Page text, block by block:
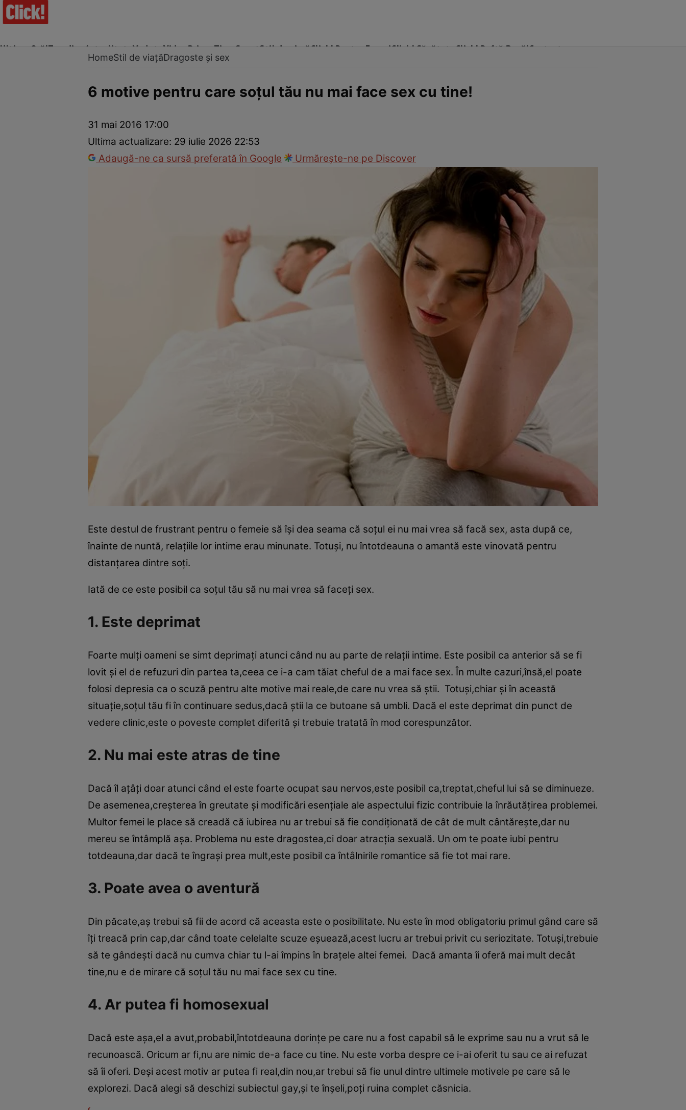
Ultima Oră!Trending Actualitate Vedete Video Prime Time SportStil de viațăClick! Pentru FemeiClick! Sănătate Click! Poftă Bună!Contact
Dragoste și SexEvenimente
HomeStil de viațăDragoste și sex
6 motive pentru care soţul tău nu mai face sex cu tine!
31 mai 2016 17:00
Ultima actualizare: 29 iulie 2026 22:53
Adaugă-ne ca sursă preferată în Google
Urmărește-ne pe Discover
Este destul de frustrant pentru o femeie să îşi dea seama că soţul ei nu mai vrea să facă sex, asta după ce,
înainte de nuntă, relaţiile lor intime erau minunate. Totuşi, nu întotdeauna o amantă este vinovată pentru
distanţarea dintre soţi.
Iată de ce este posibil ca soţul tău să nu mai vrea să faceţi sex.
1. Este deprimat
Foarte mulţi oameni se simt deprimaţi atunci când nu au parte de relaţii intime. Este posibil ca anterior să se fi
lovit şi el de refuzuri din partea ta,ceea ce i-a cam tăiat cheful de a mai face sex. În multe cazuri,însă,el poate
folosi depresia ca o scuză pentru alte motive mai reale,de care nu vrea să ştii. Totuşi,chiar şi în această
situaţie,soţul tău fi în continuare sedus,dacă ştii la ce butoane să umbli. Dacă el este deprimat din punct de
vedere clinic,este o poveste complet diferită şi trebuie tratată în mod corespunzător.
2. Nu mai este atras de tine
Dacă îl aţâţi doar atunci când el este foarte ocupat sau nervos,este posibil ca,treptat,cheful lui să se diminueze.
De asemenea,creşterea în greutate şi modificări esenţiale ale aspectului fizic contribuie la înrăutăţirea problemei.
Multor femei le place să creadă că iubirea nu ar trebui să fie condiţionată de cât de mult cântăreşte,dar nu
mereu se întâmplă aşa. Problema nu este dragostea,ci doar atracţia sexuală. Un om te poate iubi pentru
totdeauna,dar dacă te îngraşi prea mult,este posibil ca întâlnirile romantice să fie tot mai rare.
3. Poate avea o aventură
Din păcate,aş trebui să fii de acord că aceasta este o posibilitate. Nu este în mod obligatoriu primul gând care să
îţi treacă prin cap,dar când toate celelalte scuze eşuează,acest lucru ar trebui privit cu seriozitate. Totuşi,trebuie
să te gândeşti dacă nu cumva chiar tu l-ai împins în braţele altei femei. Dacă amanta îi oferă mai mult decât
tine,nu e de mirare că soţul tău nu mai face sex cu tine.
4. Ar putea fi homosexual
Dacă este aşa,el a avut,probabil,întotdeauna dorinţe pe care nu a fost capabil să le exprime sau nu a vrut să le
recunoască. Oricum ar fi,nu are nimic de-a face cu tine. Nu este vorba despre ce i-ai oferit tu sau ce ai refuzat
să îi oferi. Deşi acest motiv ar putea fi real,din nou,ar trebui să fie unul dintre ultimele motivele pe care să le
explorezi. Dacă alegi să deschizi subiectul gay,şi te înşeli,poţi ruina complet căsnicia.